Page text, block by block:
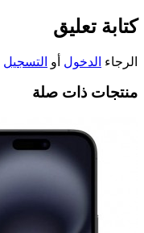
كتابة تعليق
الرجاء الدخول أو التسجيل
منتجات ذات صلة